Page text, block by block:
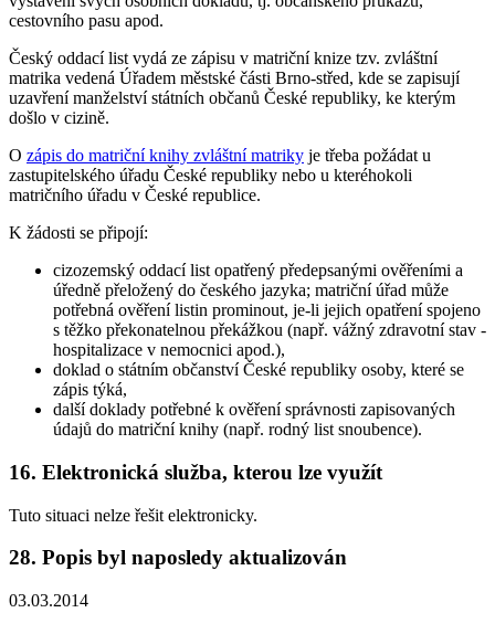
cestovního pasu apod.
Český oddací list vydá ze zápisu v matriční knize tzv. zvláštní
matrika vedená Úřadem městské části Brno-střed, kde se zapisují
uzavření manželství státních občanů České republiky, ke kterým
došlo v cizině.
O zápis do matriční knihy zvláštní matriky je třeba požádat u
zastupitelského úřadu České republiky nebo u kteréhokoli
matričního úřadu v České republice.
K žádosti se připojí:
cizozemský oddací list opatřený předepsanými ověřeními a
úředně přeložený do českého jazyka; matriční úřad může
potřebná ověření listin prominout, je-li jejich opatření spojeno
s těžko překonatelnou překážkou (např. vážný zdravotní stav -
hospitalizace v nemocnici apod.),
doklad o státním občanství České republiky osoby, které se
zápis týká,
další doklady potřebné k ověření správnosti zapisovaných
údajů do matriční knihy (např. rodný list snoubence).
16. Elektronická služba, kterou lze využít
Tuto situaci nelze řešit elektronicky.
28. Popis byl naposledy aktualizován
03.03.2014